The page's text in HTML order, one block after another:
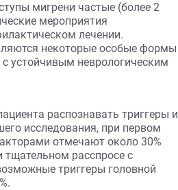
мигрени частые (более 2
мероприятия
лечении.
некоторые особые формы
устойчивым неврологическим
распознавать триггеры и
исследования, при первом
отмечают около 30%
расспросе с
триггеры головной